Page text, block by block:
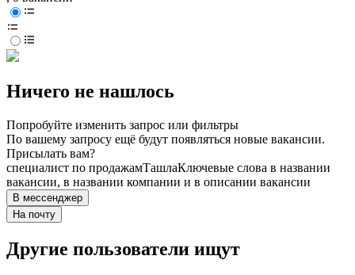
Ничего не нашлось
Попробуйте изменить запрос или фильтры
По вашему запросу ещё будут появляться новые вакансии.
Присылать вам?
специалист по продажамТашлаКлючевые слова в названии
вакансии, в названии компании и в описании вакансии
В мессенджер
На почту
Другие пользователи ищут